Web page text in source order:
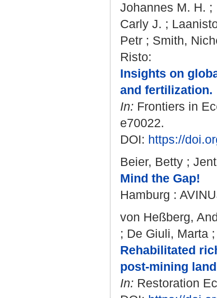
Johannes M. H. ;
Carly J. ;
Petr ; Smith,
Risto:
Insights on
and fertilization.
In: Frontiers in
e70022.
DOI: https://
Beier, Betty ;
Mind the Gap!
Hamburg :
von Heßberg,
; De Giuli, Marta
Rehabilitated
post-mining
In: Restoration